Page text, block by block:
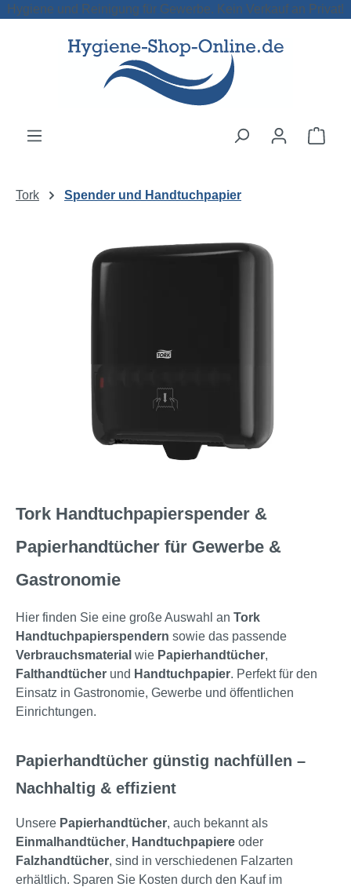
Zum Hauptinhalt springen
Hygiene und Reinigung für Gewerbe. Kein Verkauf an Privat!
Tork Spender und Handtuchpapier
Tork Handtuchpapierspender &
Papierhandtücher für Gewerbe &
Gastronomie
Hier finden Sie eine große Auswahl an Tork
Handtuchpapierspendern sowie das passende
Verbrauchsmaterial wie Papierhandtücher,
Falthandtücher und Handtuchpapier. Perfekt für den
Einsatz in Gastronomie, Gewerbe und öffentlichen
Einrichtungen.
Papierhandtücher günstig nachfüllen –
Nachhaltig & effizient
Unsere Papierhandtücher, auch bekannt als
Einmalhandtücher, Handtuchpapiere oder
Falzhandtücher, sind in verschiedenen Falzarten
erhältlich. Sparen Sie Kosten durch den Kauf im